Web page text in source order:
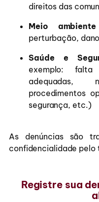
direitos das
Meio
ambiente
perturbação,
Saúde e
exemplo: falta
adequadas,
procedimentos
segurança, etc.)
As denúncias são
confidencialidade pelo
Registre sua